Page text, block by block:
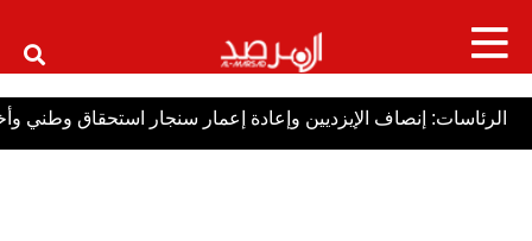
×
إنصاف الإيزديين وإعادة إعمار سنجار استحقاق وطني وأخلاقي